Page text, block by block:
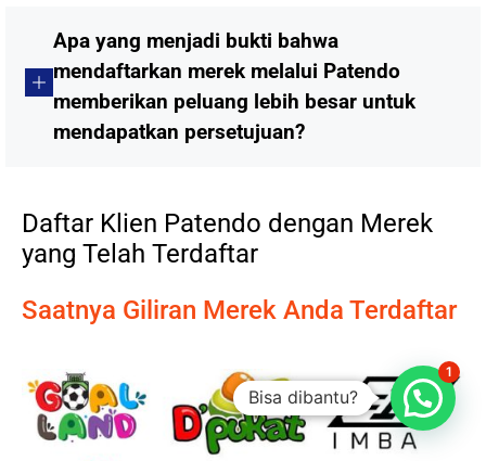
Apa yang menjadi bukti bahwa
mendaftarkan merek melalui Patendo
memberikan peluang lebih besar untuk
mendapatkan persetujuan?
Daftar Klien Patendo dengan Merek
yang Telah Terdaftar
Saatnya Giliran Merek Anda Terdaftar
Bisa dibantu?
1